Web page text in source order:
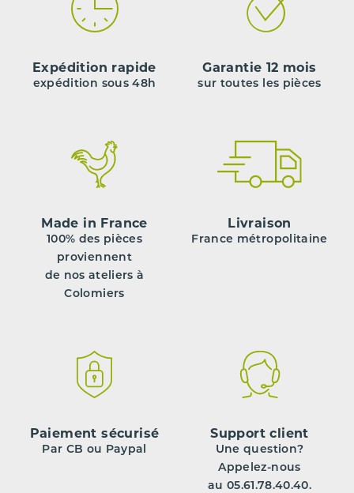
Expédition rapide
expédition sous 48h
Garantie 12 mois
sur toutes les pièces
Made in France
100% des pièces
proviennent
de nos ateliers à
Colomiers
Livraison
France métropolitaine
Paiement sécurisé
Par CB ou Paypal
Support client
Une question?
Appelez-nous
au 05.61.78.40.40.